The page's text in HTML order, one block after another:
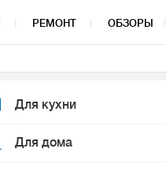
РЕМОНТ ОБЗОРЫ
Для кухни
Для дома